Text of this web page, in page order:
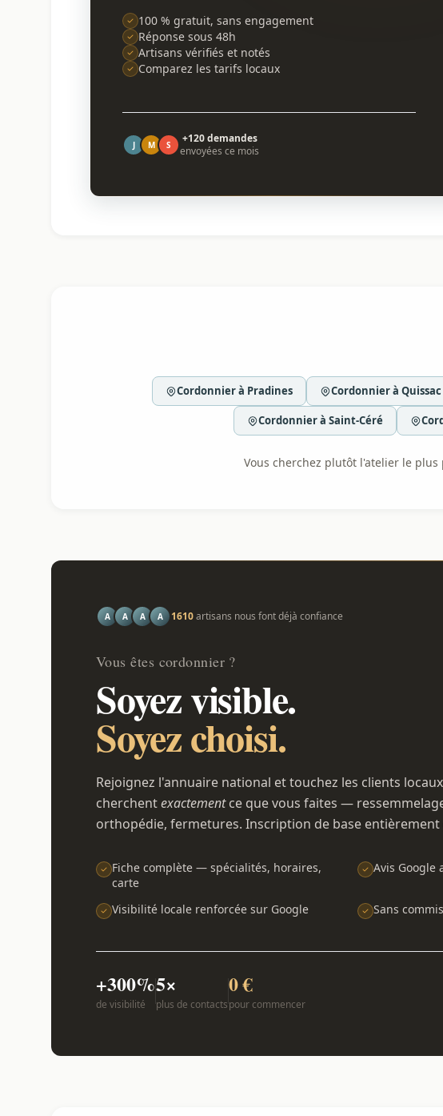
100 % gratuit, sans engagement
Réponse sous 48h
Artisans vérifiés et notés
Comparez les tarifs locaux
J M S
+120 demandes
envoyées ce mois
Cordonnier à Pradines Cordonnier à Quissac
Cordonnier à Saint-Céré
Vous cherchez plutôt l'atelier le
A A A A 1610artisans nous font déjà confiance
Vous êtes cordonnier ?
Soyez visible.
Soyez choisi.
Rejoignez l'annuaire national et touchez les clients
cherchentexactementce que vous faites —
orthopédie, fermetures. Inscription de base
Fiche complète — spécialités, horaires,
carte
Avis Google
Visibilité locale renforcée sur Google Sans
+300%
de visibilité
5×
plus de contacts
0 €
pour commencer